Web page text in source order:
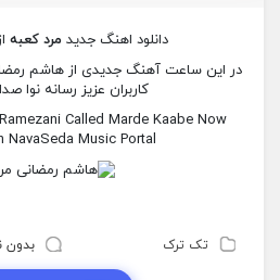
دانلود اهنگ جدیدمرد کعبه
در این ساعت آهنگ جدیدی از هاشم
کاربران عزیز رسانه نوا
Called Marde Kaabe Now
NavaSeda Music Portal
تک ترک بدون